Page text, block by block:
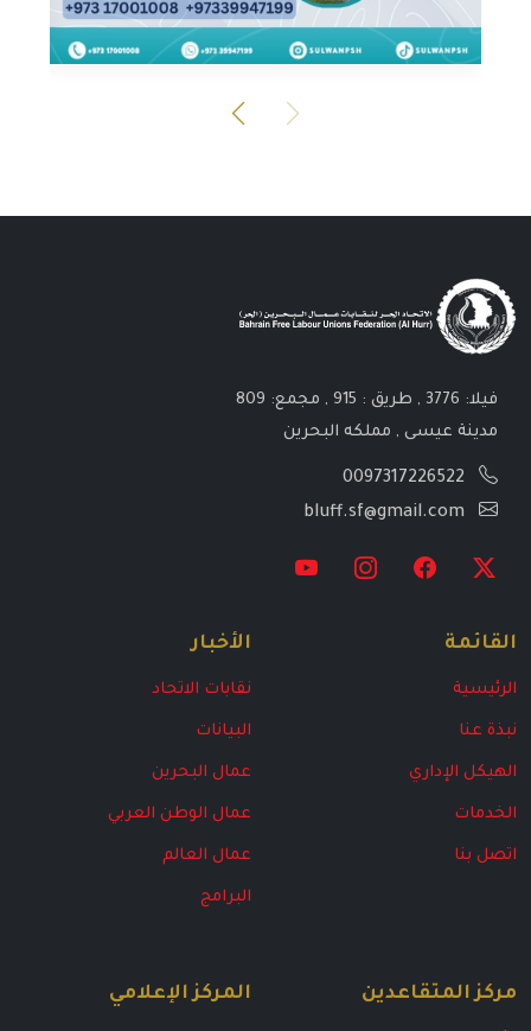
فيلا: 3776 , طريق : 915 , مجمع: 809
مدينة عيسى , مملكه البحرين
0097317226522
bluff.sf@gmail.com
القائمة
الرئيسية
نبذة عنا
الهيكل الإداري
الخدمات
اتصل بنا
الأخبار
نقابات الاتحاد
البيانات
عمال البحرين
عمال الوطن العربي
عمال العالم
البرامج
مركز المتقاعدين المركز الإعلامي